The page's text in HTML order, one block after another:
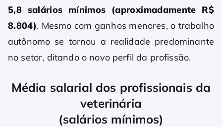
5,8 salários mínimos (aproximadamente R$
8.804). Mesmo com ganhos menores, o trabalho
autônomo se tornou a realidade predominante
no setor, ditando o novo perfil da profissão.
Média salarial dos profissionais da
veterinária
(salários mínimos)